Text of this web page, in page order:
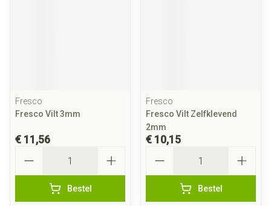
Fresco
Fresco Vilt 3mm
€ 11,56
Bestel
Fresco
Fresco Vilt Zelfklevend
2mm
€ 10,15
Bestel